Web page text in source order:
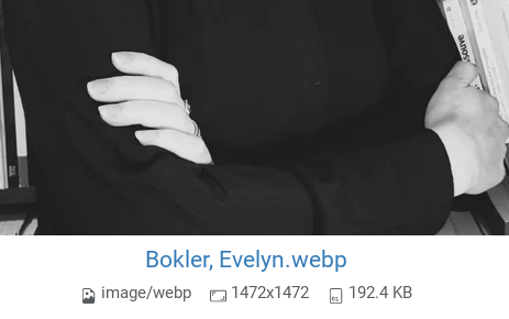
Bokler, Evelyn.webp
image/webp 1472x1472 192.4 KB